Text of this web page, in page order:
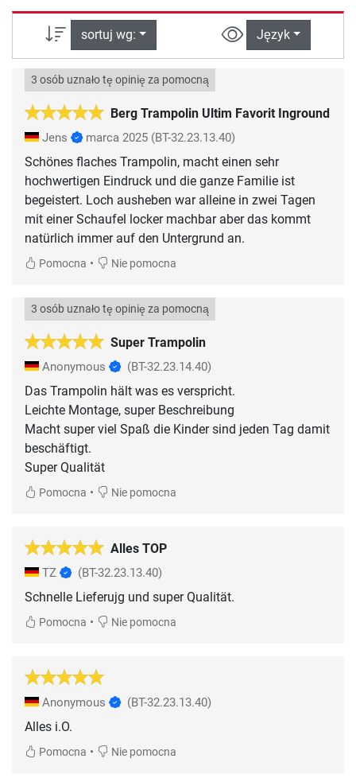
sortuj wg: Język
Berg Trampolin Ultim Favorit Inground
3 osób uznało tę opinię za pomocną
Jens marca 2025 (BT-32.23.13.40)
Schönes flaches Trampolin, macht einen sehr
hochwertigen Eindruck und die ganze Familie ist
begeistert. Loch ausheben war alleine in zwei Tagen
mit einer Schaufel locker machbar aber das kommt
natürlich immer auf den Untergrund an.
Pomocna • Nie pomocna
Super Trampolin
3 osób uznało tę opinię za pomocną
Anonymous (BT-32.23.14.40)
Das Trampolin hält was es verspricht.
Leichte Montage, super Beschreibung
Macht super viel Spaß die Kinder sind jeden Tag damit
beschäftigt.
Super Qualität
Pomocna • Nie pomocna
Alles TOP
TZ (BT-32.23.13.40)
Schnelle Lieferujg und super Qualität.
Pomocna • Nie pomocna
Anonymous (BT-32.23.13.40)
Alles i.O.
Pomocna • Nie pomocna